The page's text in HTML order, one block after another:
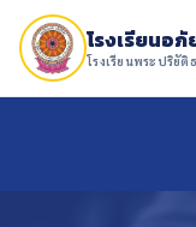
โรงเรียนอ
โรงเรียนพระปริยั